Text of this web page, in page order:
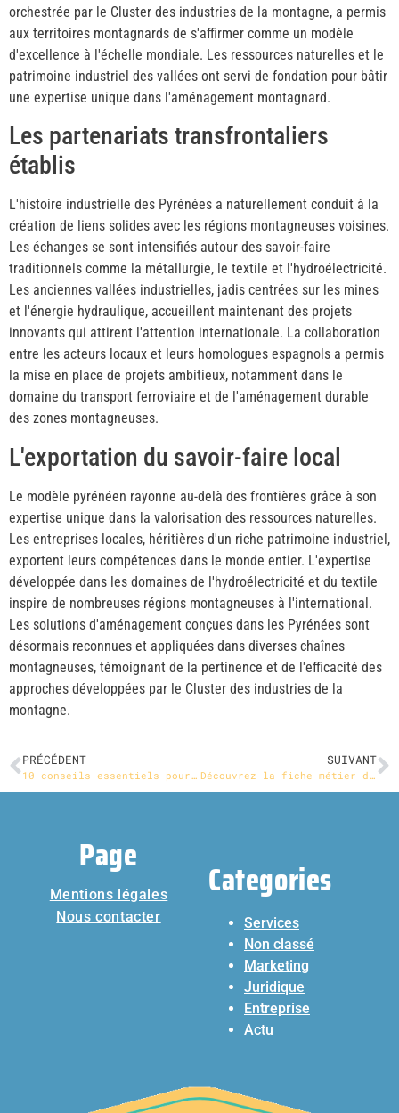
orchestrée par le Cluster des industries de la montagne, a permis
aux territoires montagnards de s'affirmer comme un modèle
d'excellence à l'échelle mondiale. Les ressources naturelles et le
patrimoine industriel des vallées ont servi de fondation pour bâtir
une expertise unique dans l'aménagement montagnard.
Les partenariats transfrontaliers
établis
L'histoire industrielle des Pyrénées a naturellement conduit à la
création de liens solides avec les régions montagneuses voisines.
Les échanges se sont intensifiés autour des savoir-faire
traditionnels comme la métallurgie, le textile et l'hydroélectricité.
Les anciennes vallées industrielles, jadis centrées sur les mines
et l'énergie hydraulique, accueillent maintenant des projets
innovants qui attirent l'attention internationale. La collaboration
entre les acteurs locaux et leurs homologues espagnols a permis
la mise en place de projets ambitieux, notamment dans le
domaine du transport ferroviaire et de l'aménagement durable
des zones montagneuses.
L'exportation du savoir-faire local
Le modèle pyrénéen rayonne au-delà des frontières grâce à son
expertise unique dans la valorisation des ressources naturelles.
Les entreprises locales, héritières d'un riche patrimoine industriel,
exportent leurs compétences dans le monde entier. L'expertise
développée dans les domaines de l'hydroélectricité et du textile
inspire de nombreuses régions montagneuses à l'international.
Les solutions d'aménagement conçues dans les Pyrénées sont
désormais reconnues et appliquées dans diverses chaînes
montagneuses, témoignant de la pertinence et de l'efficacité des
approches développées par le Cluster des industries de la
montagne.
PRÉCÉDENT
10 conseils essentiels pour démarrer une entreprise avec succès
SUIVANT
Découvrez la fiche métier de Chargé(e) de mission diversité et handicap : Un rôle stratégique en entreprise
Page
Mentions légales
Nous contacter
Categories
Services
Non classé
Marketing
Juridique
Entreprise
Actu